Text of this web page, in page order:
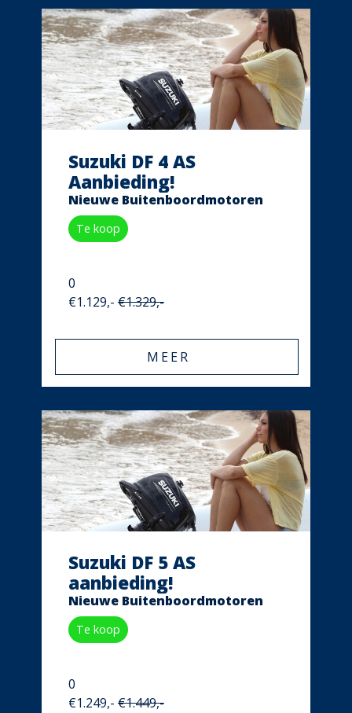
Suzuki DF 4 AS
Aanbieding!
Nieuwe Buitenboordmotoren
Te koop
0
€1.129,- €1.329,-
MEER
Suzuki DF 5 AS
aanbieding!
Nieuwe Buitenboordmotoren
Te koop
0
€1.249,- €1.449,-